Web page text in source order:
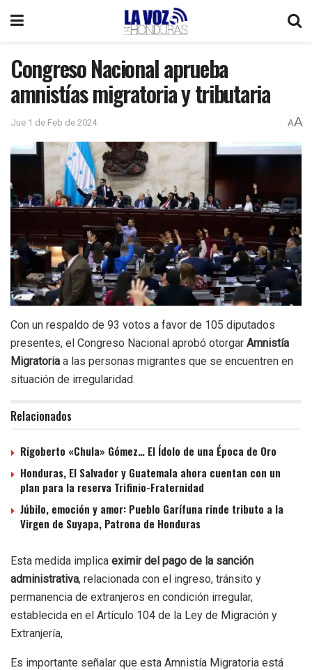
Congreso Nacional aprueba
amnistías migratoria y tributaria
Jue 1 de Feb de 2024 AA
Con un respaldo de 93 votos a favor de 105 diputados
presentes, el Congreso Nacional aprobó otorgar Amnistía
Migratoria a las personas migrantes que se encuentren en
situación de irregularidad.
Relacionados
Rigoberto «Chula» Gómez… El Ídolo de una Época de Oro
Honduras, El Salvador y Guatemala ahora cuentan con un
plan para la reserva Trifinio-Fraternidad
Júbilo, emoción y amor: Pueblo Garífuna rinde tributo a la
Virgen de Suyapa, Patrona de Honduras
Esta medida implica eximir del pago de la sanción
administrativa, relacionada con el ingreso, tránsito y
permanencia de extranjeros en condición irregular,
establecida en el Artículo 104 de la Ley de Migración y
Extranjería,
Es importante señalar que esta Amnistía Migratoria está